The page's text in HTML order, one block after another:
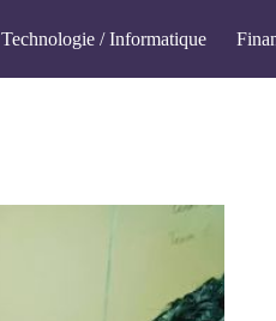
Technologie / Informatique